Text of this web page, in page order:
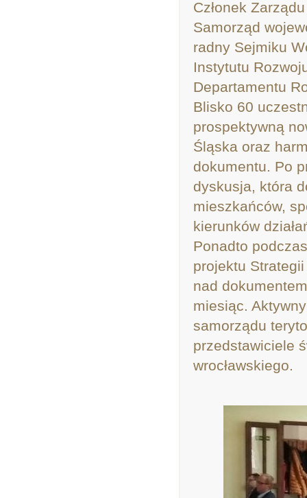
Członek
Samorząd
radny Sejmiku
Instytutu
Departamentu
Blisko 60
prospektywną
Śląska oraz
dokumentu. Po
dyskusja, która
mieszkańców,
kierunków
Ponadto
projektu
nad
miesiąc.
samorządu
przedstawiciele
wrocławskiego.